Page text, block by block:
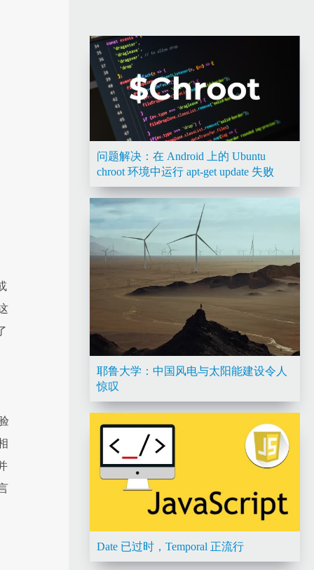
问题解决：在 Android 上的 Ubuntu
chroot 环境中运行 apt-get update 失败
耶鲁大学：中国风电与太阳能建设令人
惊叹
Date 已过时，Temporal 正流行